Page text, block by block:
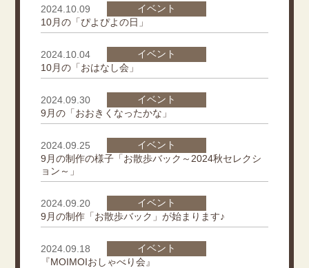
2024.10.09
イベント
10月の「ぴよぴよの日」
2024.10.04
イベント
10月の「おはなし会」
2024.09.30
イベント
9月の「おおきくなったかな」
2024.09.25
イベント
9月の制作の様子「お散歩バック～2024秋セレクシ
ョン～」
2024.09.20
イベント
9月の制作「お散歩バック」が始まります♪
2024.09.18
イベント
『MOIMOIおしゃべり会』